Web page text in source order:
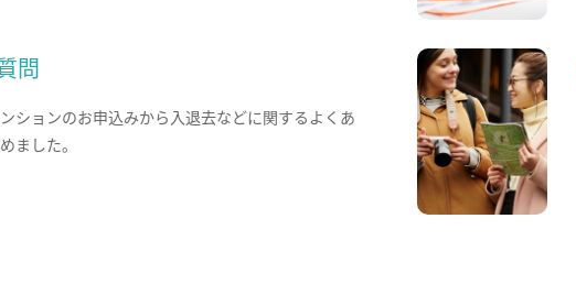
問
ションのお申込みから入退去などに関するよくあ
ました。